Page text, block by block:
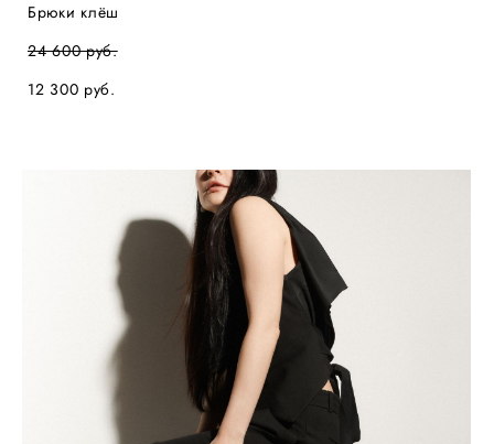
Брюки клёш
24 600 pуб.
12 300 pуб.